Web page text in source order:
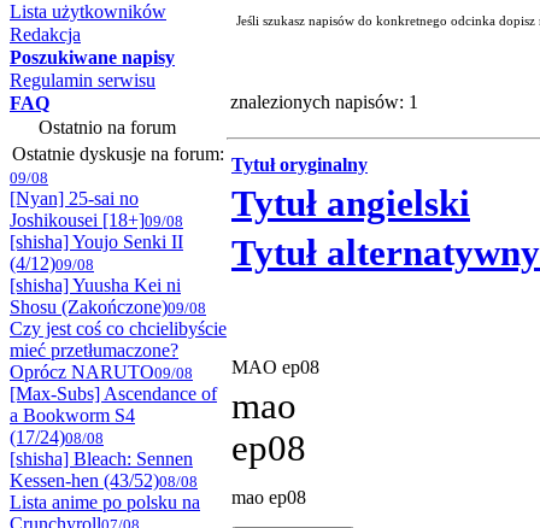
Lista użytkowników
Redakcja
Poszukiwane napisy
Regulamin serwisu
FAQ
Ostatnio na forum
Ostatnie dyskusje na forum:
09/08
[Nyan] 25-sai no
Joshikousei [18+]09/08
[shisha] Youjo Senki II
(4/12)09/08
[shisha] Yuusha Kei ni
Shosu (Zakończone)09/08
Czy jest coś co chcielibyście
mieć przetłumaczone?
Oprócz NARUTO09/08
[Max-Subs] Ascendance of
a Bookworm S4
(17/24)08/08
[shisha] Bleach: Sennen
Kessen-hen (43/52)08/08
Lista anime po polsku na
Crunchyroll
Jeśli szukasz napisów do konkretnego odcinka
znalezionych napisów: 1
Tytuł oryginalny
Tytuł angielski
Tytuł alternatywny
MAO ep08
mao
ep08
mao ep08